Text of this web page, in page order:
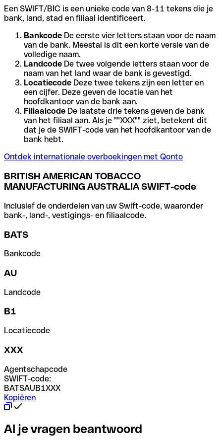
Een SWIFT/BIC is een unieke code van 8-11 tekens die je
bank, land, stad en filiaal identificeert.
Bankcode De eerste vier letters staan voor de naam
van de bank. Meestal is dit een korte versie van de
volledige naam.
Landcode De twee volgende letters staan voor de
naam van het land waar de bank is gevestigd.
Locatiecode Deze twee tekens zijn een letter en
een cijfer. Deze geven de locatie van het
hoofdkantoor van de bank aan.
Filiaalcode De laatste drie tekens geven de bank
van het filiaal aan. Als je ""XXX"" ziet, betekent dit
dat je de SWIFT-code van het hoofdkantoor van de
bank hebt.
Ontdek internationale overboekingen met Qonto
BRITISH AMERICAN TOBACCO
MANUFACTURING AUSTRALIA SWIFT-code
Inclusief de onderdelen van uw Swift-code, waaronder
bank-, land-, vestigings- en filiaalcode.
BATS
Bankcode
AU
Landcode
B1
Locatiecode
XXX
Agentschapcode
SWIFT-code:
BATSAUB1XXX
Kopiëren
Al je vragen beantwoord